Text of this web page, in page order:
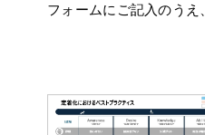
フォームにご記入のうえ